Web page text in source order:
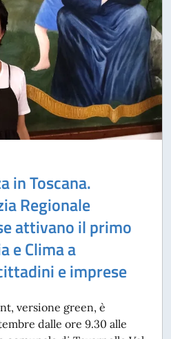
in Toscana.
Regionale
attivano il primo
e Clima a
e imprese
versione green, è
dalle ore 9.30 alle